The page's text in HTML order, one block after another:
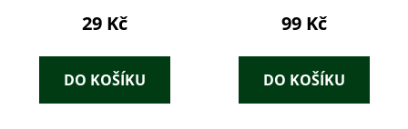
29 Kč
DO KOŠÍKU
99 Kč
DO KOŠÍKU